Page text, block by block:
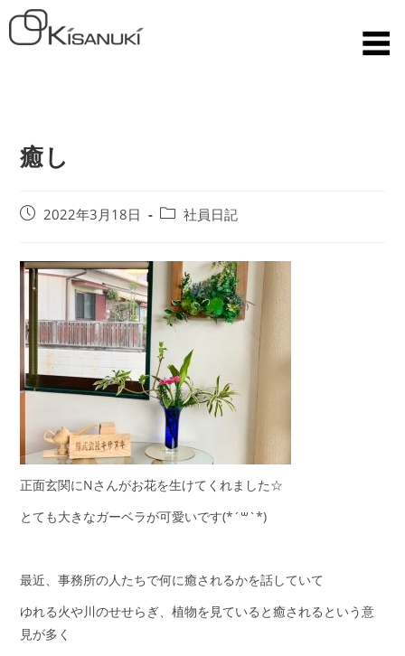
癒し
2022年3月18日 社員日記
正面玄関にNさんがお花を生けてくれました☆
とても大きなガーベラが可愛いです(*´꒳`*)
最近、事務所の人たちで何に癒されるかを話していて
ゆれる火や川のせせらぎ、植物を見ていると癒されるという意
見が多く